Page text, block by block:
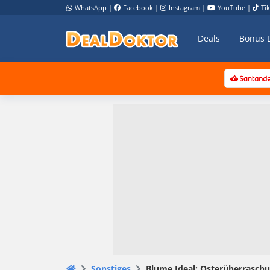
WhatsApp | Facebook | Instagram | YouTube |
Deals Bonus